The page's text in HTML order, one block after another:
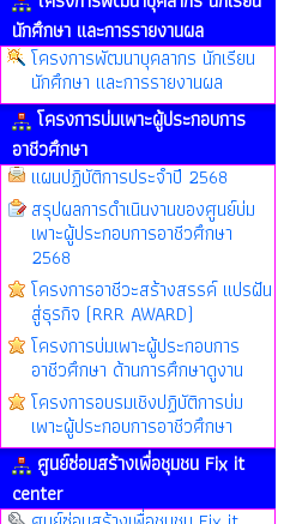
นักศึกษา และการรายงานผล
โครงการพัฒนาบุคลากร นักเรียน
นักศึกษา และการรายงานผล
โครงการบ่มเพาะผู้ประกอบการ
อาชีวศึกษา
แผนปฏิบัติการประจำปี 2568
สรุปผลการดำเนินงานของศูนย์บ่ม
เพาะผู้ประกอบการอาชีวศึกษา
2568
โครงการอาชีวะสร้างสรรค์ แปรฝัน
สู่ธุรกิจ (RRR AWARD)
โครงการบ่มเพาะผู้ประกอบการ
อาชีวศึกษา ด้านการศึกษาดูงาน
โครงการอบรมเชิงปฏิบัติการบ่ม
เพาะผู้ประกอบการอาชีวศึกษา
ศูนย์ซ่อมสร้างเพื่อชุมชน Fix it
center